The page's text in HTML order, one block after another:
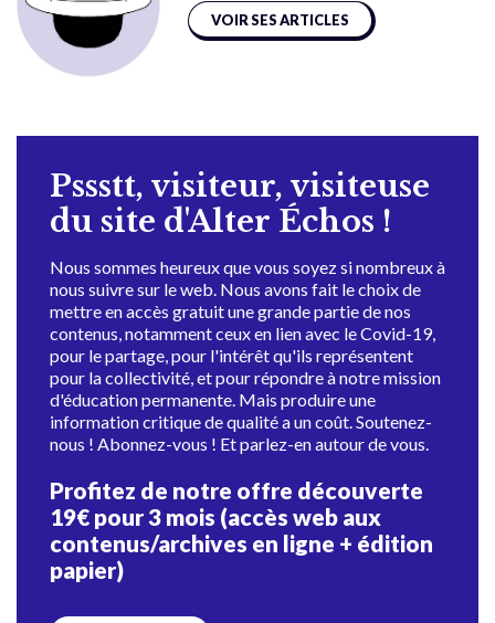
VOIR SES ARTICLES
Pssstt, visiteur, visiteuse
du site d'Alter Échos !
Nous sommes heureux que vous soyez si nombreux à
nous suivre sur le web. Nous avons fait le choix de
mettre en accès gratuit une grande partie de nos
contenus, notamment ceux en lien avec le Covid-19,
pour le partage, pour l'intérêt qu'ils représentent
pour la collectivité, et pour répondre à notre mission
d'éducation permanente. Mais produire une
information critique de qualité a un coût. Soutenez-
nous ! Abonnez-vous ! Et parlez-en autour de vous.
Profitez de notre offre découverte
19€ pour 3 mois (accès web aux
contenus/archives en ligne + édition
papier)